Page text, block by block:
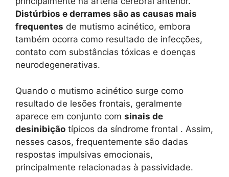
Distúrbios e derrames são as causas mais
frequentes de mutismo acinético, embora
também ocorra como resultado de infecções,
contato com substâncias tóxicas e doenças
neurodegenerativas.
Quando o mutismo acinético surge como
resultado de lesões frontais, geralmente
aparece em conjunto com sinais de
desinibição típicos da síndrome frontal . Assim,
nesses casos, frequentemente são dadas
respostas impulsivas emocionais,
principalmente relacionadas à passividade.